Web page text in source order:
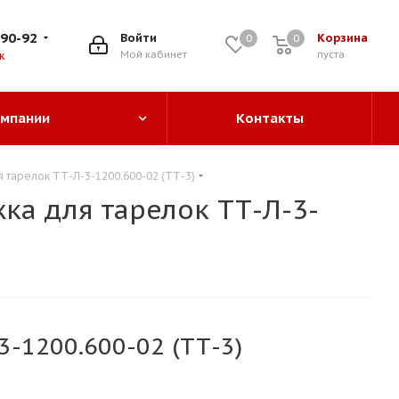
0 Корзина
0
пуста
0
Войти
Мой кабинет
92
Контакты
тарелок ТТ-Л-3-1200.600-02 (ТТ-3)
для тарелок ТТ-Л-3-
1200.600-02 (ТТ-3)